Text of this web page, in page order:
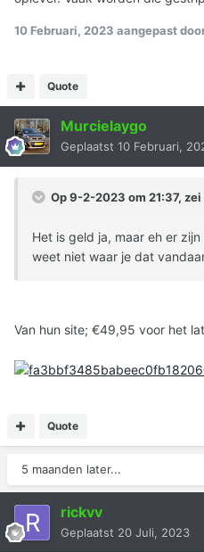
10 Februari, 2023 aangepast
Quote
Murcielaygo
Geplaatst 10 Februari,
Op 9-2-2023 om 21:37, zei
Het is geld ja, maar eh er
weet niet waar je dat
Van hun site; €49,95 voor het
Quote
5 maanden later...
rickvv
Geplaatst 20 Juli, 2023